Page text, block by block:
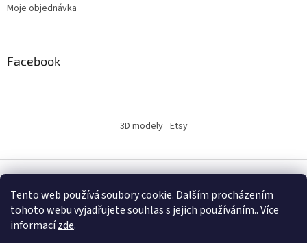
Tento web používá soubory cookie. Dalším procházením
tohoto webu vyjadřujete souhlas s jejich používáním.. Více
informacízde.
Moje objednávka
Facebook
3D modely Etsy
Vytvořil Shoptet
Copyright 2026